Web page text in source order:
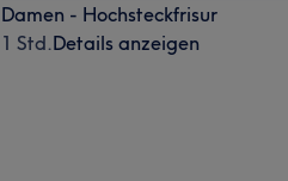
Damen - Hochsteckfrisur
1 Std.Details anzeigen